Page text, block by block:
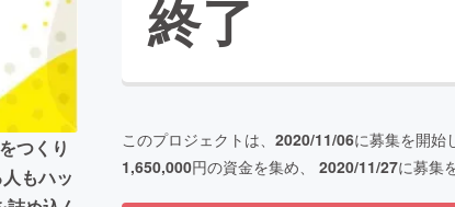
コミュニティ
つくり
もハッ
終了
このプロジェクトは、 2020/11/06に募集を開始
1,650,000円の資金を集め、 2020/11/27に募集